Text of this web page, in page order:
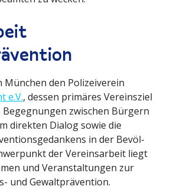
München den Polizei­verein
e.V., dessen primäres Vereinsziel
zwischen Bürgern
direkten Dialog sowie die
in der Bevöl­
der Vereins­arbeit liegt
und Veran­stal­tungen zur
und Gewaltprävention.